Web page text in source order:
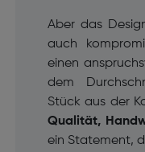
Aber das
auch
einen
dem
Stück aus der
Qualität,
ein Statement,